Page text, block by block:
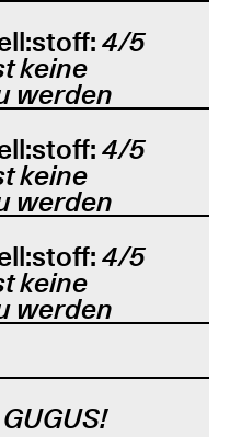
4/5
keine
werden
4/5
keine
werden
4/5
keine
werden
GUGUS!